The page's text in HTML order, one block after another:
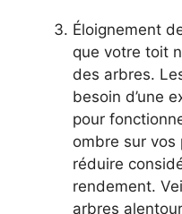
Éloignement
que ⁢votre toit
des arbres.
besoin d’une
pour
ombre sur vos
réduire
rendement.
arbres